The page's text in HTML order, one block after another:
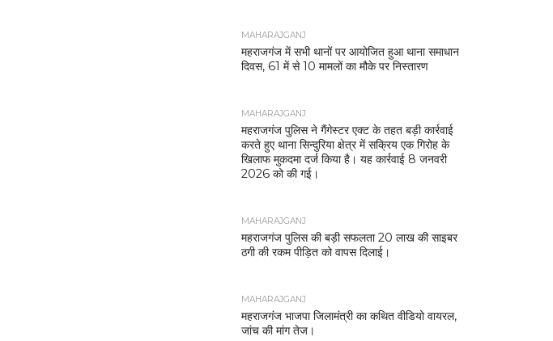
MAHARAJGANJ
महराजगंज में सभी थानों पर आयोजित हुआ थाना समाधान
दिवस, 61 में से 10 मामलों का मौके पर निस्तारण
MAHARAJGANJ
महराजगंज पुलिस ने गैंगेस्टर एक्ट के तहत बड़ी कार्रवाई
करते हुए थाना सिन्दुरिया क्षेत्र में सक्रिय एक गिरोह के
खिलाफ मुकदमा दर्ज किया है। यह कार्रवाई 8 जनवरी
2026 को की गई।
MAHARAJGANJ
महराजगंज पुलिस की बड़ी सफलता 20 लाख की साइबर
ठगी की रकम पीड़ित को वापस दिलाई।
MAHARAJGANJ
महराजगंज भाजपा जिलामंत्री का कथित वीडियो वायरल,
जांच की मांग तेज।